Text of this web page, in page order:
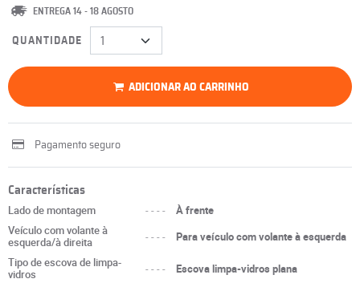
ENTREGA 14 - 18 AGOSTO
QUANTIDADE
ADICIONAR AO CARRINHO
Pagamento seguro
Características
Lado de montagem ----
À frente
Veículo com volante à
esquerda/à direita
----
Para veículo com volante à esquerda
Tipo de escova de limpa-
vidros
----
Escova limpa-vidros plana